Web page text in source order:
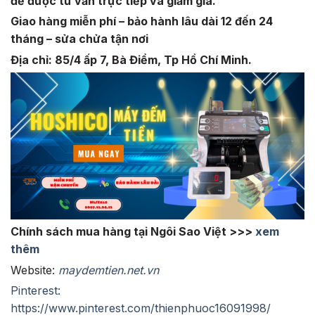
Giao hàng miễn phí – bảo hành lâu dài 12 đến 24
tháng – sửa chửa tận nơi
Địa chỉ: 85/4 ấp 7, Bà Điểm, Tp Hồ Chí Minh.
Chính sách mua hàng tại Ngôi Sao Việt >>> xem
thêm
Website: maydemtien.net.vn
Pinterest:
https://www.pinterest.com/thienphuoc16091998/